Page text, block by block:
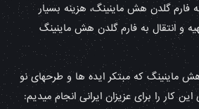
فارم گلدن هش ماینینگ، هزینه بسیار
و انتقال به فارم گلدن هش ماینینگ
ماینینگ که مبتکر ایده ها و طرحهای نو
کار را برای عزیزان ایرانی انجام میدیم: